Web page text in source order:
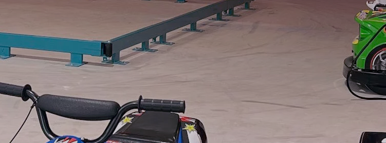
Animazione
Offerte
Contatti
Lavora con noi